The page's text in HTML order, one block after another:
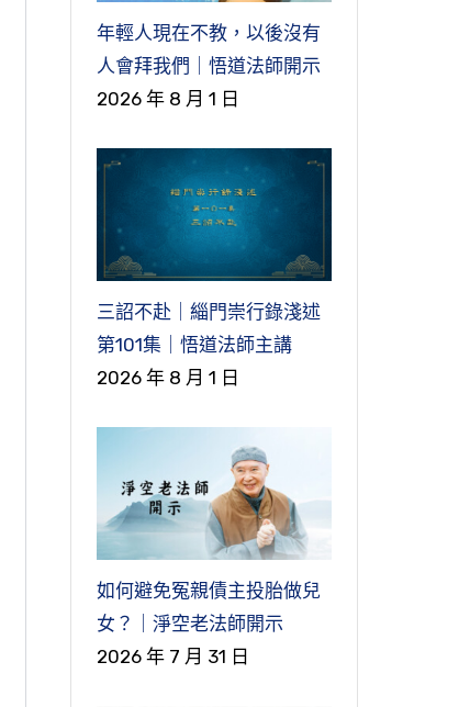
年輕人現在不教，以後沒有
人會拜我們｜悟道法師開示
2026 年 8 月 1 日
三詔不赴｜緇門崇行錄淺述
第101集｜悟道法師主講
2026 年 8 月 1 日
如何避免冤親債主投胎做兒
女？｜淨空老法師開示
2026 年 7 月 31 日